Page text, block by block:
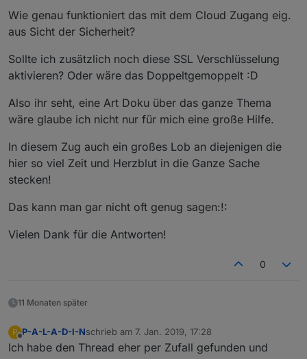
Wie genau funktioniert das mit dem Cloud Zugang eig.
aus Sicht der Sicherheit?
Sollte ich zusätzlich noch diese SSL Verschlüsselung
aktivieren? Oder wäre das Doppeltgemoppelt :D
Also ihr seht, eine Art Doku über das ganze Thema
wäre glaube ich nicht nur für mich eine große Hilfe.
In diesem Zug auch ein großes Lob an diejenigen die
hier so viel Zeit und Herzblut in die Ganze Sache
stecken!
Das kann man gar nicht oft genug sagen:!:
Vielen Dank für die Antworten!
0
11 Monaten später
P
Offline
P-A-L-A-D-I-Nschrieb am 7. Jan. 2019, 17:28
zuletzt editiert von
Ich habe den Thread eher per Zufall gefunden und